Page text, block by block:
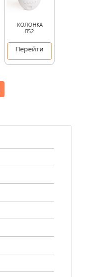
КОЛОНКА
В52
Перейти